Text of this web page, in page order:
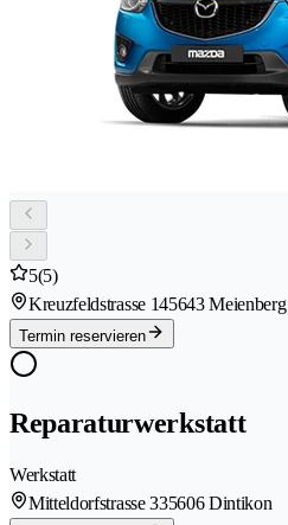
5(5)
Kreuzfeldstrasse 145643 Meienberg
Termin reservieren
Reparaturwerkstatt
Werkstatt
Mitteldorfstrasse 335606 Dintikon